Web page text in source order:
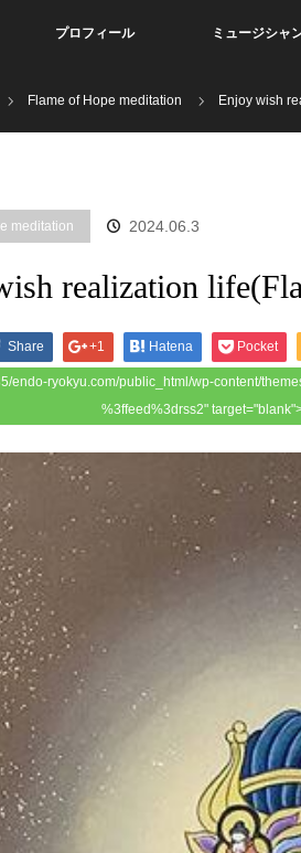
プロフィール ミュージシャ
Flame of Hope meditation Enjoy wish
meditation 2024.06.3
realization
Share +1 Hatena Pocket
endo-ryokyu.com/public_html/wp-content/
%3ffeed%3drss2"